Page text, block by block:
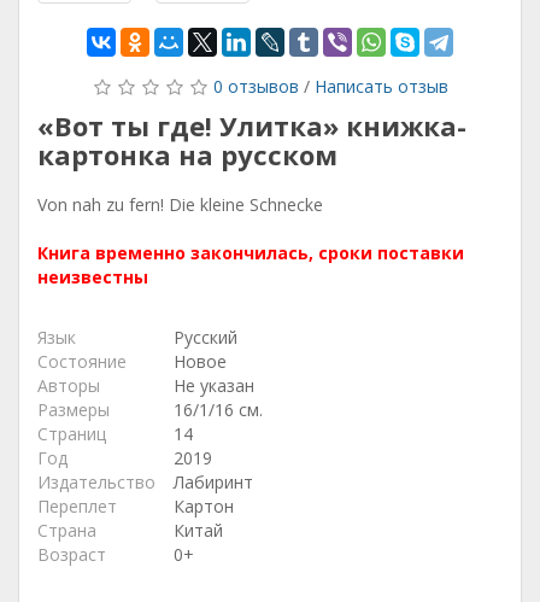
0 отзывов / Написать отзыв
«Вот ты где! Улитка» книжка-
картонка на русском
Von nah zu fern! Die kleine Schnecke
Книга временно закончилась, сроки поставки
неизвестны
Язык
Русский
Состояние
Новое
Авторы
Не указан
Размеры
16/1/16 см.
Страниц
14
Год
2019
Издательство
Лабиринт
Переплет
Картон
Страна
Китай
Возраст
0+